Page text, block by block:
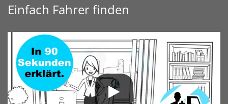
Einfach Fahrer finden